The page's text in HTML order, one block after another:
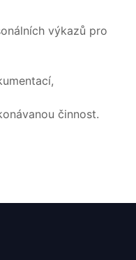
výkazů pro
činnost.